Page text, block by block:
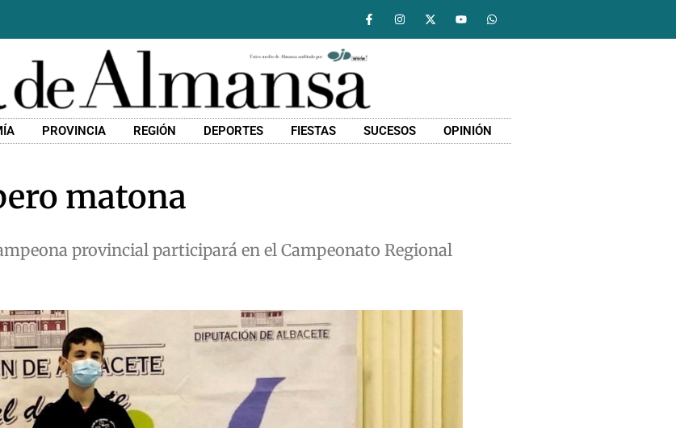
PROVINCIA REGIÓN DEPORTES FIESTAS SUCESOS OPINIÓN
matona
provincial participará en el Campeonato Regional